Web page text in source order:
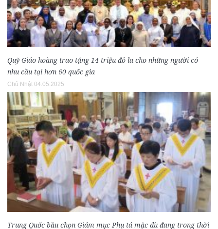
Quỹ Giáo hoàng trao tặng 14 triệu đô la cho những người có
nhu cầu tại hơn 60 quốc gia
Chủ Nhật 04.05.2025
Trung Quốc bầu chọn Giám mục Phụ tá mặc dù đang trong thời